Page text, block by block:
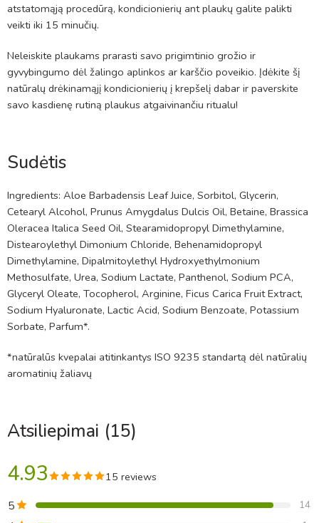
atstatomąją procedūrą, kondicionierių ant plaukų galite palikti
veikti iki 15 minučių.
Neleiskite plaukams prarasti savo prigimtinio grožio ir
gyvybingumo dėl žalingo aplinkos ar karščio poveikio. Įdėkite šį
natūralų drėkinamąjį kondicionierių į krepšelį dabar ir paverskite
savo kasdienę rutiną plaukus atgaivinančiu ritualu!
Sudėtis
Ingredients: Aloe Barbadensis Leaf Juice, Sorbitol, Glycerin,
Cetearyl Alcohol, Prunus Amygdalus Dulcis Oil, Betaine, Brassica
Oleracea Italica Seed Oil, Stearamidopropyl Dimethylamine,
Distearoylethyl Dimonium Chloride, Behenamidopropyl
Dimethylamine, Dipalmitoylethyl Hydroxyethylmonium
Methosulfate, Urea, Sodium Lactate, Panthenol, Sodium PCA,
Glyceryl Oleate, Tocopherol, Arginine, Ficus Carica Fruit Extract,
Sodium Hyaluronate, Lactic Acid, Sodium Benzoate, Potassium
Sorbate, Parfum*.
*natūralūs kvepalai atitinkantys ISO 9235 standartą dėl natūralių
aromatinių žaliavų
Atsiliepimai (15)
4.93 15 reviews
5 14